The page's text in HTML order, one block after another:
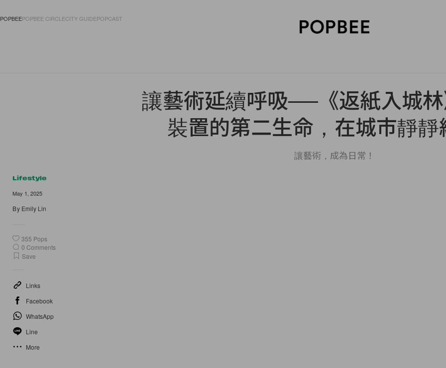
POPBEEPOPBEE CIRCLECITY GUIDEPOPCAST
讓藝術延續呼吸──《返紙入城
裝置的第二生命，在城市靜靜
讓藝術，成為日常！
Lifestyle
May 1, 2025
By Emily Lin
355 Pops
0 Comments
Save
Links
Facebook
WhatsApp
Line
More